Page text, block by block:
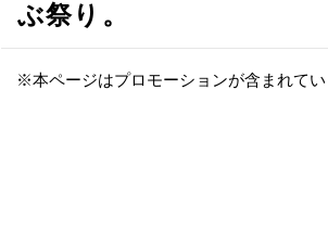
ぶ祭り。
※本ページはプロモーションが含まれてい